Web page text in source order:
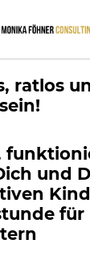
ratlos
und
für
Eltern